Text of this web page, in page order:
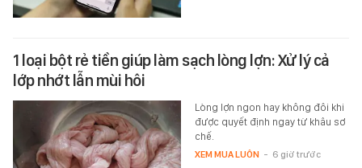
1 loại bột rẻ tiền giúp làm sạch lòng lợn: Xử lý cả
lớp nhớt lẫn mùi hôi
Lòng lợn ngon hay không đôi khi
được quyết định ngay từ khâu sơ
chế.
XEM MUA LUÔN - 6 giờ trước